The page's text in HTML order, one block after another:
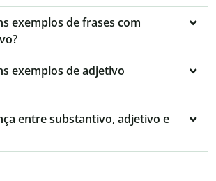
exemplos de frases com
exemplos de adjetivo
entre substantivo, adjetivo e